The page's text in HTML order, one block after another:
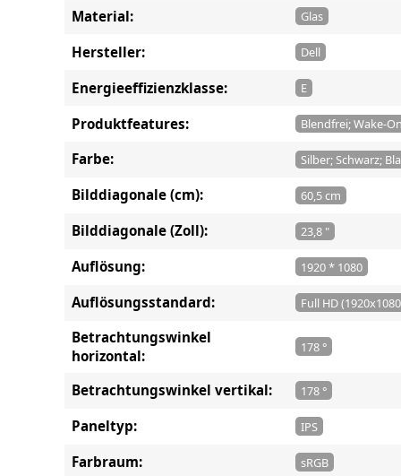
Material: Glas
Hersteller: Dell
Energieeffizienzklasse: E
Produktfeatures: Blendfrei; Wake-
Farbe: Silber; Schwarz;
Bilddiagonale (cm): 60,5 cm
Bilddiagonale (Zoll): 23,8 "
Auflösung: 1920 * 1080
Auflösungsstandard: Full HD
Betrachtungswinkel
horizontal:
178 °
Betrachtungswinkel vertikal: 178 °
Paneltyp: IPS
Farbraum: sRGB